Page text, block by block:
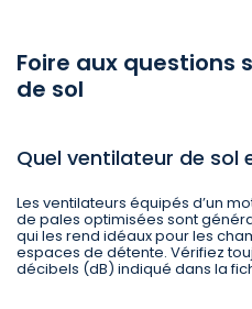
Foire aux questions
de sol
Quel ventilateur de sol
Les ventilateurs équipés d’un
de pales optimisées sont
qui les rend idéaux pour les
espaces de détente. Vérifiez
décibels (dB) indiqué dans la